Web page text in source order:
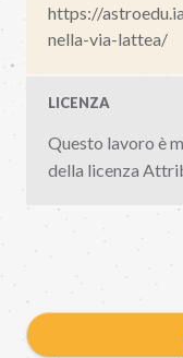
https://
nella-via-lattea/
LICENZA
Questo lavoro è
della licenza